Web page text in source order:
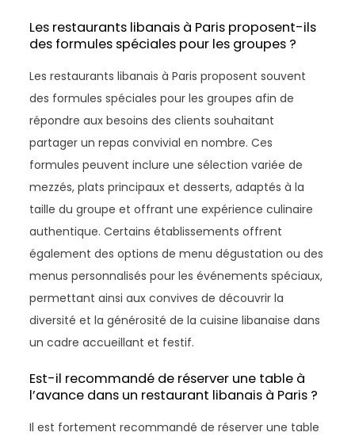
Les restaurants libanais à Paris proposent-ils
des formules spéciales pour les groupes ?
Les restaurants libanais à Paris proposent souvent
des formules spéciales pour les groupes afin de
répondre aux besoins des clients souhaitant
partager un repas convivial en nombre. Ces
formules peuvent inclure une sélection variée de
mezzés, plats principaux et desserts, adaptés à la
taille du groupe et offrant une expérience culinaire
authentique. Certains établissements offrent
également des options de menu dégustation ou des
menus personnalisés pour les événements spéciaux,
permettant ainsi aux convives de découvrir la
diversité et la générosité de la cuisine libanaise dans
un cadre accueillant et festif.
Est-il recommandé de réserver une table à
l’avance dans un restaurant libanais à Paris ?
Il est fortement recommandé de réserver une table